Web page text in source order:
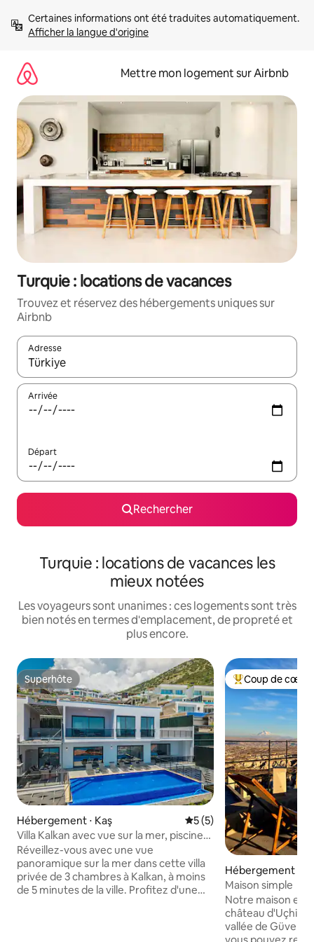
directement
Afficher la langue d'origine
Mettre mon logement sur Airbnb
Turquie : locations de vacances
Trouvez et réservez des hébergements uniques sur
Airbnb
Adresse
Lorsque les résultats s'affichent, utilisez les flèches vers le
Arrivée
Départ
Rechercher
Turquie : locations de vacances les
mieux notées
Les voyageurs sont unanimes : ces logements sont très
bien notés en termes d'emplacement, de propreté et
plus encore.
Superhôte
Superhôte
Hébergement ⋅ Kaş Évaluation moyenne sur
5 (5)
Villa Kalkan avec vue sur la mer, piscine
privée à débordement
Réveillez-vous avec une vue
panoramique sur la mer dans cette villa
privée de 3 chambres à Kalkan, à moins
de 5 minutes de la ville. Profitez d'une
Coups de cœur
Coup de cœur
Hébergement ⋅
Maison simple
Notre maison est
château d'Uçhisar
vallée de